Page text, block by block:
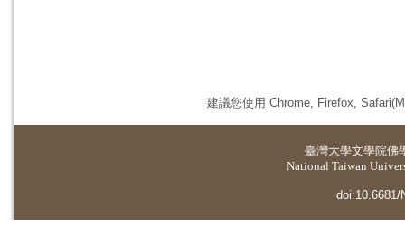
建議您使用 Chrome, Firefox,
臺灣大學文學院佛
National Taiwan
doi:10.6681/